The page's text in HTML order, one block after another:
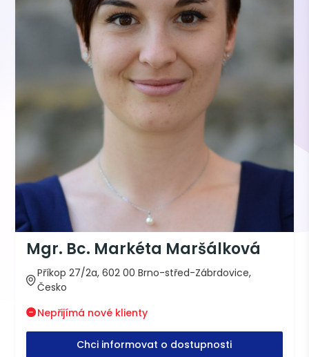
Mgr. Bc. Markéta Maršálková
Příkop 27/2a, 602 00 Brno-střed-Zábrdovice,
Česko
Nepřijímá nové klienty
Chci informovat o dostupnosti